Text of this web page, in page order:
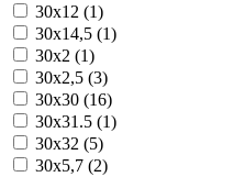
30x12 (1)
30x14,5 (1)
30x2 (1)
30x2,5 (3)
30x30 (16)
30x31.5 (1)
30x32 (5)
30x5,7 (2)